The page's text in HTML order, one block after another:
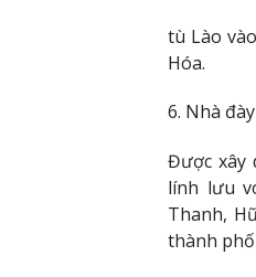
tù Lào
Hóa.
6. Nhà
Được xây
lính lưu
Thanh,
thành